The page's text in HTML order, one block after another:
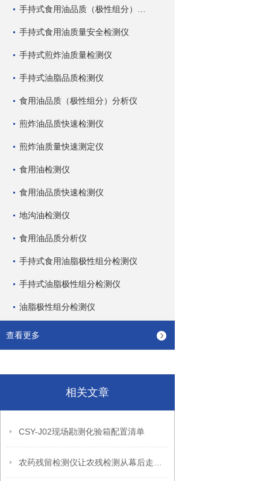
手持式食用油质量安全检测仪
手持式煎炸油质量检测仪
手持式油脂品质检测仪
食用油品质（极性组分）分析仪
煎炸油品质快速检测仪
煎炸油质量快速测定仪
食用油检测仪
食用油品质快速检测仪
地沟油检测仪
食用油品质分析仪
手持式食用油脂极性组分检测仪
手持式油脂极性组分检测仪
油脂极性组分检测仪
查看更多
相关文章
CSY-J02现场勘测化验箱配置清单